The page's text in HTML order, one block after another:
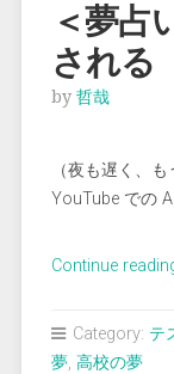
＜夢占
される
by 哲哉
（夜も遅く、
YouTube での
Continue
Category: テ
夢, 高校の夢